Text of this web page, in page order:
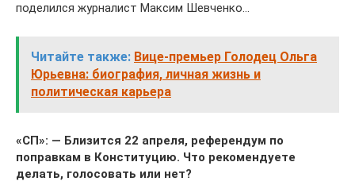
поделился журналист Максим Шевченко…
Читайте также: Вице-премьер Голодец Ольга
Юрьевна: биография, личная жизнь и
политическая карьера
«СП»: — Близится 22 апреля, референдум по
поправкам в Конституцию. Что рекомендуете
делать, голосовать или нет?